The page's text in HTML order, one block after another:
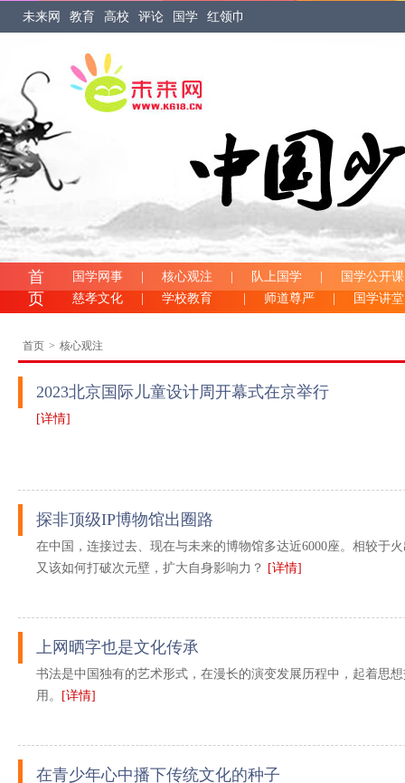
未来网 教育 高校 评论 国学 红领巾
首
页
国学网事 核心观注 队上国学
国学公开课
慈孝文化
学校教育 师道尊严 国学讲
首页 > 核心观注
2023北京国际儿童设计周开幕式在京举行
[详情]
探非顶级IP博物馆出圈路
在中国，连接过去、现在与未来的博物馆多达近6000座。相较于
又该如何打破次元壁，扩大自身影响力？ [详情]
上网晒字也是文化传承
书法是中国独有的艺术形式，在漫长的演变发展历程中，起着思
用。
[详情]
在青少年心中播下传统文化的种子